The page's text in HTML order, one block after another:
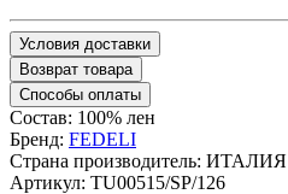
Условия доставки
Возврат товара
Способы оплаты
Состав: 100% лен
Бренд: FEDELI
Страна производитель: ИТАЛИЯ
Артикул: TU00515/SP/126